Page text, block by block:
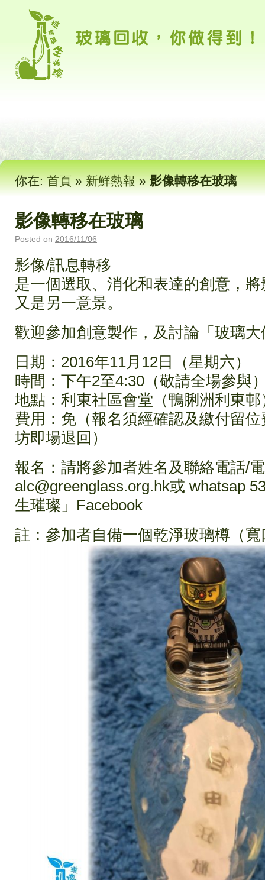
你在:首頁»新鮮熱報»影像轉移在玻璃
影像轉移在玻璃
Posted on 2016/11/06
影像/訊息轉移
是一個選取、消化和表達的創意，將
又是另一意景。
歡迎參加創意製作，及討論「玻璃
日期：2016年11月12日（星期六）
時間：下午2至4:30（敬請全場參與
地點：利東社區會堂（鴨脷洲利東邨
費用：免（報名須經確認及繳付留
坊即場退回）
報名：請將參加者姓名及聯絡電話/
alc@greenglass.org.hk或 whatsap
生璀璨」Facebook
註：參加者自備一個乾淨玻璃樽（